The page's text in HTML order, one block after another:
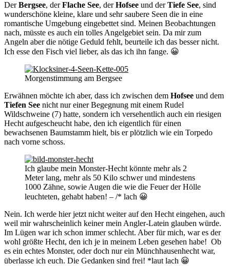
DerBergsee, derFlache See, derHofsee und derTiefe See, sind
wunderschöne kleine, klare und sehr saubere Seen die in eine
romantische Umgebung eingebettet sind. Meinen Beobachtungen
nach, müsste es auch ein tolles Angelgebiet sein. Da mir zum
Angeln aber die nötige Geduld fehlt, beurteile ich das besser nicht.
Ich esse den Fisch viel lieber, als das ich ihn fange. 😀
Morgenstimmung am Bergsee
Erwähnen möchte ich aber, dass ich zwischen dem Hofsee und dem
Tiefen See nicht nur einer Begegnung mit einem Rudel
Wildschweine (7) hatte, sondern ich versehentlich auch ein riesigen
Hecht aufgescheucht habe, den ich eigentlich für einen
bewachsenen Baumstamm hielt, bis er plötzlich wie ein Torpedo
nach vorne schoss.
Ich glaube mein Monster-Hecht könnte mehr als 2
Meter lang, mehr als 50 Kilo schwer und mindestens
1000 Zähne, sowie Augen die wie die Feuer der Hölle
leuchteten, gehabt haben! – /* lach 😀
Nein. Ich werde hier jetzt nicht weiter auf den Hecht eingehen, auch
weil mir wahrscheinlich keiner mein Angler-Latein glauben würde.
Im Lügen war ich schon immer schlecht. Aber für mich, war es der
wohl größte Hecht, den ich je in meinem Leben gesehen habe! Ob
es ein echtes Monster, oder doch nur ein Münchhausenhecht war,
überlasse ich euch. Die Gedanken sind frei! *laut lach 😀